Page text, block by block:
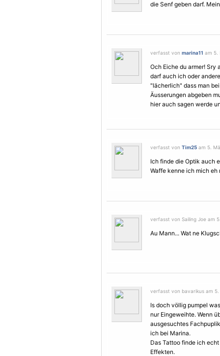
die Senf geben darf.
verfasst von marina11 am 5.
Och Eiche du armer! Sry
darf auch ich oder
"lächerlich" dass man
Äusserungen abgeben
hier auch sagen werde
verfasst von Tim25 am 5.
Ich finde die Optik auch
Waffe kenne ich mich eh
verfasst von Sailing Joe am
Au Mann... Wat ne
verfasst von bavarikus am
Is doch völlig pumpel
nur Eingeweihte. Wenn
ausgesuchtes
ich bei Marina.
Das Tattoo finde ich
Effekten.